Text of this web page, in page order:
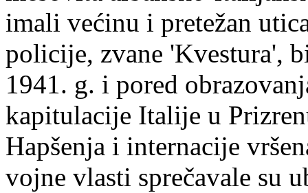
imali većinu i pretežan
policije, zvane 'Kvestura',
1941. g. i pored
kapitulacije Italije u
Hapšenja i internacije
vojne vlasti sprečavale su